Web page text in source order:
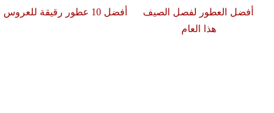
أفضل 10 عطور رقيقة للعروس
أفضل العطور لفصل الصيف
هذا العام